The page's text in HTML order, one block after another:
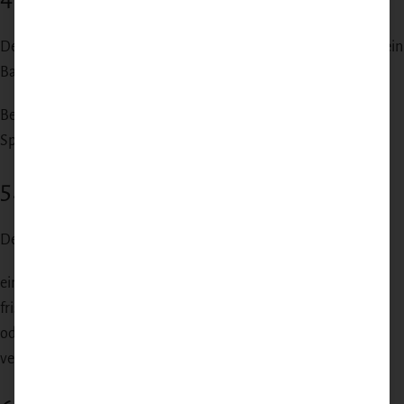
Den Spargel mit Olivenöl, Salz und Pfeffer vermengen und auf ein
Backblech legen.
Bei 200 °C Ober-/Unterhitze etwa 15–20 Minuten garen, bis der
Spargel leicht gebräunt und noch bissfest ist.
5. Verfeinern
Den gegrillten Spargel optional mit:
einem Spritzer Zitrone
frisch gehobeltem Parmesan
oder frischen Kräutern
verfeinern.